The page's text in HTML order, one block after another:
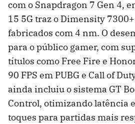
com o Snapdragon 7 Gen 4,
15 5G traz o Dimensity
fabricados com 4 nm. O
para o público gamer, com
títulos como Free Fire e
90 FPS em PUBG e Call of
ainda incluiu o sistema GT
Control, otimizando latência
toques para partidas mais